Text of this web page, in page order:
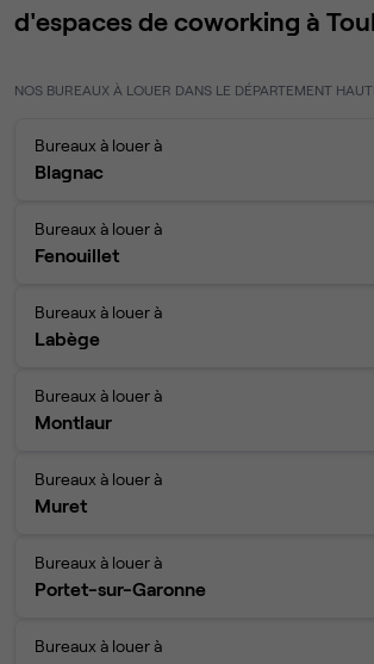
d'espaces de coworking à
NOS BUREAUX À LOUER DANS LE DÉPARTEMENT
Bureaux à louer à
Blagnac
Bureaux à louer à
Fenouillet
Bureaux à louer à
Labège
Bureaux à louer à
Montlaur
Bureaux à louer à
Muret
Bureaux à louer à
Portet-sur-Garonne
Bureaux à louer à